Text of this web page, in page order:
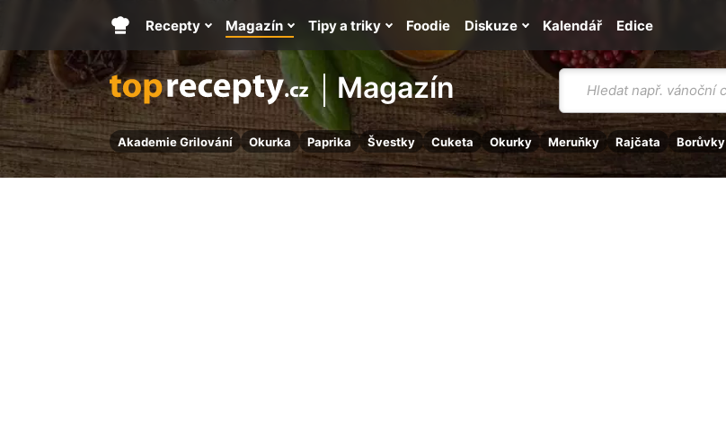
Magazín
Vyhledávání
Akademie Grilování Okurka Paprika Švestky Cuketa Okurky Meruňky Rajčata Borůvky
Hlavní
stránka
Recepty Magazín Tipy a triky Kalendář
Foodie Diskuze Edice